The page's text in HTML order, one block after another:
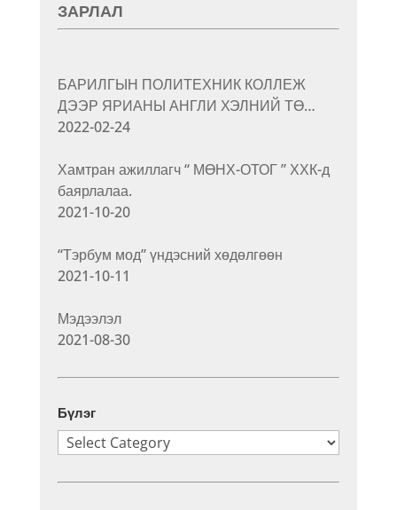
ЗАРЛАЛ
БАРИЛГЫН ПОЛИТЕХНИК КОЛЛЕЖ
ДЭЭР ЯРИАНЫ АНГЛИ ХЭЛНИЙ ТӨ…
2022-02-24
Хамтран ажиллагч “ МӨНХ-ОТОГ ” ХХК-д
баярлалаа.
2021-10-20
“Тэрбум мод” үндэсний хөдөлгөөн
2021-10-11
Мэдээлэл
2021-08-30
Бүлэг
Бүлэг